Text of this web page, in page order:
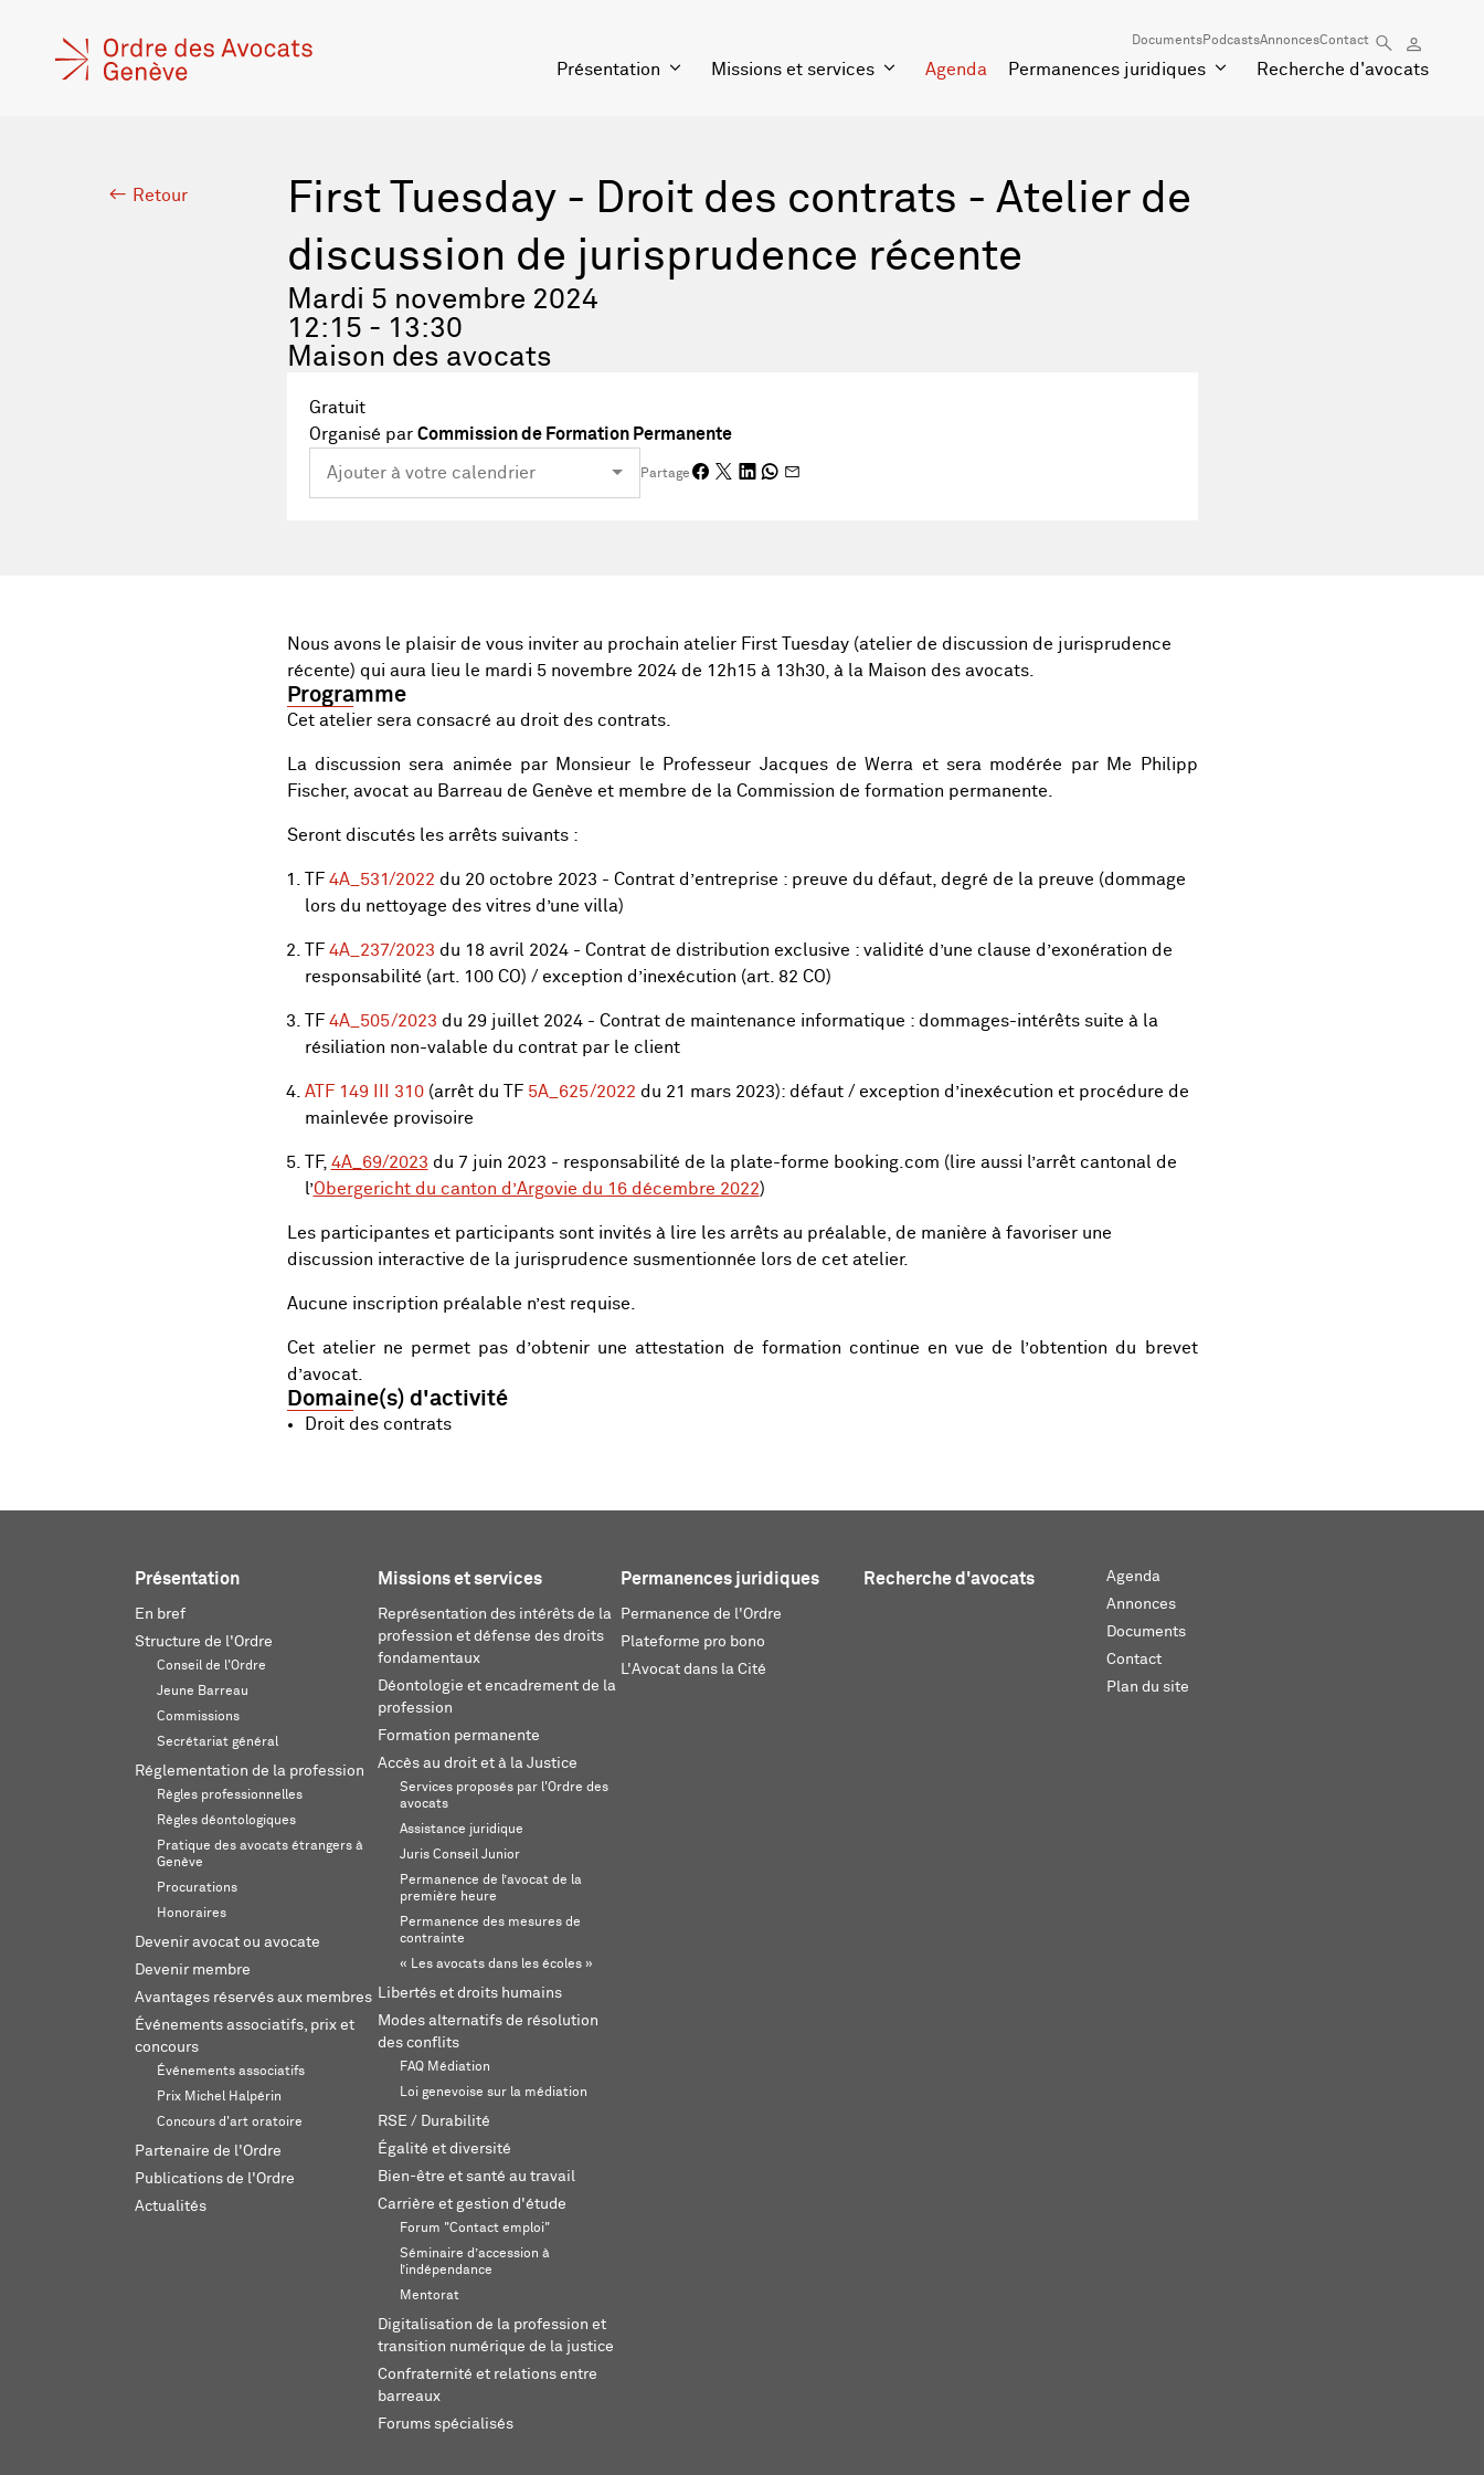
DocumentsPodcastsAnnoncesContact
Présentation Missions et services Agenda Permanences juridiques Recherche d'avocats
Retour
First Tuesday - Droit des contrats - Atelier de
discussion de jurisprudence récente
Mardi 5 novembre 2024
12:15 - 13:30
Maison des avocats
Gratuit
Organisé par Commission de Formation Permanente
Partage
Nous avons le plaisir de vous inviter au prochain atelier First Tuesday (atelier de discussion de jurisprudence
récente) qui aura lieu le mardi 5 novembre 2024 de 12h15 à 13h30, à la Maison des avocats.
Programme
Cet atelier sera consacré au droit des contrats.
La discussion sera animée par Monsieur le Professeur Jacques de Werra et sera modérée par Me Philipp
Fischer, avocat au Barreau de Genève et membre de la Commission de formation permanente.
Seront discutés les arrêts suivants :
TF 4A_531/2022 du 20 octobre 2023 - Contrat d’entreprise : preuve du défaut, degré de la preuve (dommage
lors du nettoyage des vitres d’une villa)
TF 4A_237/2023 du 18 avril 2024 - Contrat de distribution exclusive : validité d’une clause d’exonération de
responsabilité (art. 100 CO) / exception d’inexécution (art. 82 CO)
TF 4A_505/2023 du 29 juillet 2024 - Contrat de maintenance informatique : dommages-intérêts suite à la
résiliation non-valable du contrat par le client
ATF 149 III 310(arrêt du TF 5A_625/2022 du 21 mars 2023): défaut / exception d’inexécution et procédure de
mainlevée provisoire
TF, 4A_69/2023 du 7 juin 2023 - responsabilité de la plate-forme booking.com (lire aussi l’arrêt cantonal de
l’Obergericht du canton d’Argovie du 16 décembre 2022)
Les participantes et participants sont invités à lire les arrêts au préalable, de manière à favoriser une
discussion interactive de la jurisprudence susmentionnée lors de cet atelier.
Aucune inscription préalable n’est requise.
Cet atelier ne permet pas d’obtenir une attestation de formation continue en vue de l’obtention du brevet
d’avocat.
Domaine(s) d'activité
Droit des contrats
Présentation
En bref
Structure de l'Ordre
Conseil de l'Ordre
Jeune Barreau
Commissions
Secrétariat général
Réglementation de la profession
Règles professionnelles
Règles déontologiques
Pratique des avocats étrangers à
Genève
Procurations
Honoraires
Devenir avocat ou avocate
Devenir membre
Avantages réservés aux membres
Événements associatifs, prix et
concours
Événements associatifs
Prix Michel Halpérin
Concours d'art oratoire
Partenaire de l'Ordre
Publications de l'Ordre
Actualités
Missions et services
Représentation des intérêts de la
profession et défense des droits
fondamentaux
Déontologie et encadrement de la
profession
Formation permanente
Accès au droit et à la Justice
Services proposés par l'Ordre des
avocats
Assistance juridique
Juris Conseil Junior
Permanence de l’avocat de la
première heure
Permanence des mesures de
contrainte
« Les avocats dans les écoles »
Libertés et droits humains
Modes alternatifs de résolution
des conflits
FAQ Médiation
Loi genevoise sur la médiation
RSE / Durabilité
Égalité et diversité
Bien-être et santé au travail
Carrière et gestion d'étude
Forum "Contact emploi"
Séminaire d’accession à
l’indépendance
Mentorat
Digitalisation de la profession et
transition numérique de la justice
Confraternité et relations entre
barreaux
Forums spécialisés
Permanences juridiques
Permanence de l'Ordre
Plateforme pro bono
L'Avocat dans la Cité
Recherche d'avocats
Agenda
Annonces
Documents
Contact
Plan du site